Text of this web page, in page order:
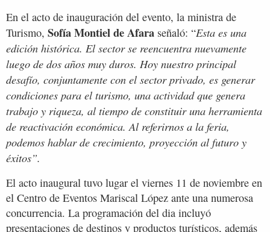
En el acto de inauguración del evento, la ministra de
Turismo, Sofía Montiel de Afara señaló: “Esta es una
edición histórica. El sector se reencuentra nuevamente
luego de dos años muy duros. Hoy nuestro principal
desafío, conjuntamente con el sector privado, es generar
condiciones para el turismo, una actividad que genera
trabajo y riqueza, al tiempo de constituir una herramienta
de reactivación económica. Al referirnos a la feria,
podemos hablar de crecimiento, proyección al futuro y
éxitos”.
El acto inaugural tuvo lugar el viernes 11 de noviembre en
el Centro de Eventos Mariscal López ante una numerosa
concurrencia. La programación del dia incluyó
presentaciones de destinos y productos turísticos, además